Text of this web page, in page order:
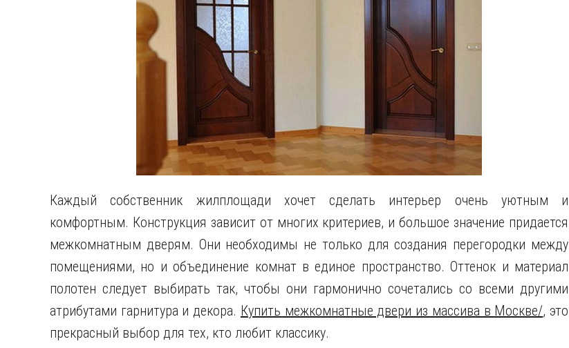
Каждый собственник жилплощади хочет сделать интерьер очень уютным и
комфортным. Конструкция зависит от многих критериев, и большое значение придается
межкомнатным дверям. Они необходимы не только для создания перегородки между
помещениями, но и объединение комнат в единое пространство. Оттенок и материал
полотен следует выбирать так, чтобы они гармонично сочетались со всеми другими
атрибутами гарнитура и декора. Купить межкомнатные двери из массива в Москве/, это
прекрасный выбор для тех, кто любит классику.